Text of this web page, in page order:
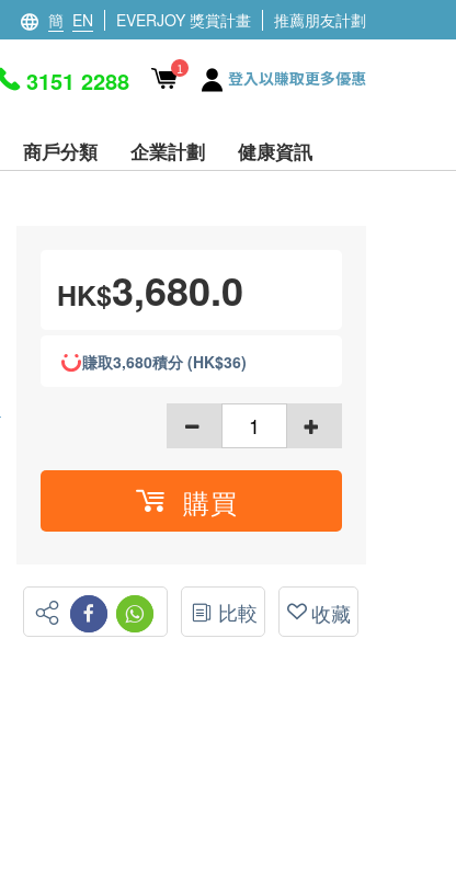
簡 EN EVERJOY 獎賞計畫 推薦朋友計劃
3151 2288 1 登入以賺取更多優惠
商戶分類 企業計劃 健康資訊
HK$3,680.0
賺取3,680積分 (HK$36)
購買
比較 收藏